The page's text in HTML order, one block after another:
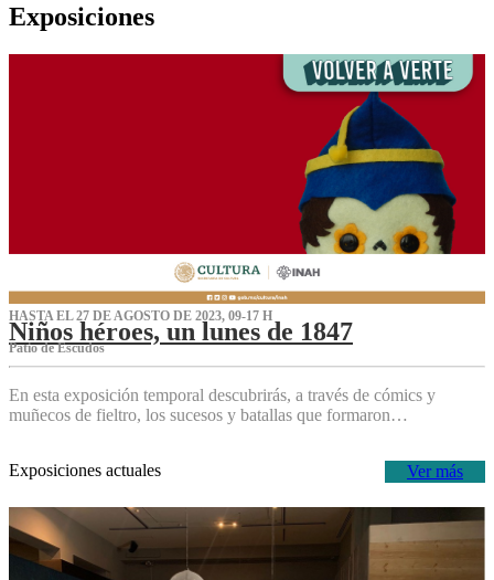
Exposiciones
HASTA EL 27 DE AGOSTO DE 2023, 09-17 H
Niños héroes, un lunes de 1847
Patio de Escudos
En esta exposición temporal descubrirás, a través de cómics y
muñecos de fieltro, los sucesos y batallas que formaron…
Ver más
Exposiciones actuales